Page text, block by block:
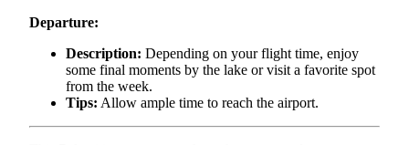
Departure:
Description: Depending on your flight time, enjoy
some final moments by the lake or visit a favorite spot
from the week.
Tips: Allow ample time to reach the airport.